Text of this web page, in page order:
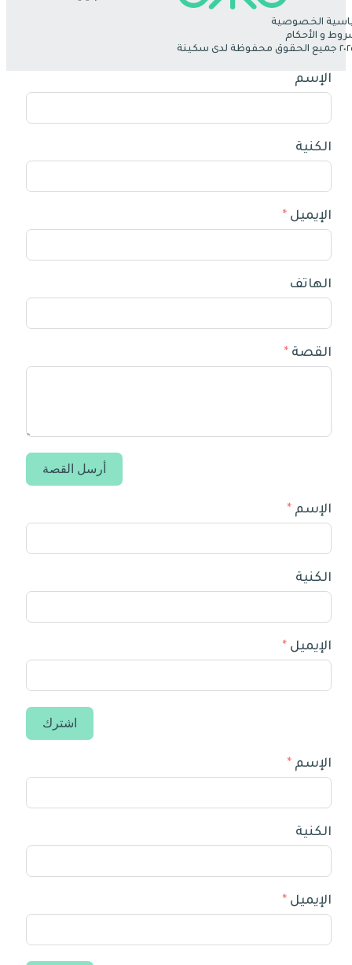
الخصوصية
و الأحكام
الإسم
الكنية
الإيميل
الهاتف
القصة
أرسل القصة
الإسم
الكنية
الإيميل
اشترك
الإسم
الكنية
الإيميل